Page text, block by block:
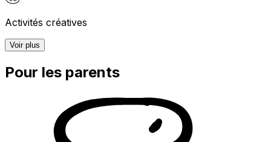
Activités créatives
Voir plus
Pour les parents